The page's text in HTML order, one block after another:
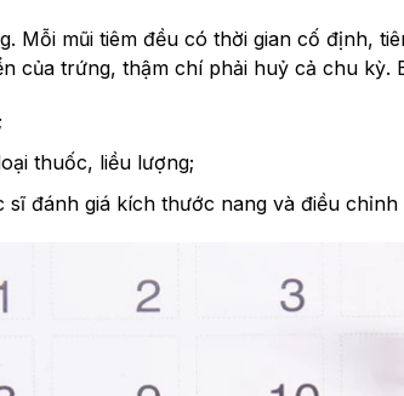
Mỗi mũi tiêm đều có thời gian cố định,
của trứng, thậm chí phải huỷ cả chu kỳ.
thuốc, liều lượng;
sĩ đánh giá kích thước nang và điều chỉnh